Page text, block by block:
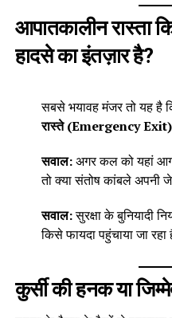
आपातकालीन रास्ता
हादसे का इंतज़ार है?
सबसे भयावह मंजर तो यह है
रास्ते (Emergency Exit)
सवाल:अगर कल को यहां
तो क्या संतोष कांबले अपनी
सवाल:सुरक्षा के बुनियादी
किसे फायदा पहुंचाया जा रहा
कुर्सी की हनक या